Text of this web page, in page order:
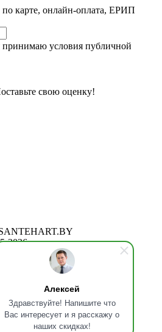
Алексей
Здравствуйте! Напишите что
Вас интересует и я расскажу о
наших скидках!
карте, онлайн-оплата, ЕРИП
условия публичной
свою оценку!
2026
12.02.2015